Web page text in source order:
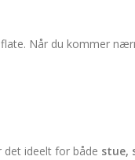
Når du kommer
ideelt for både stue,